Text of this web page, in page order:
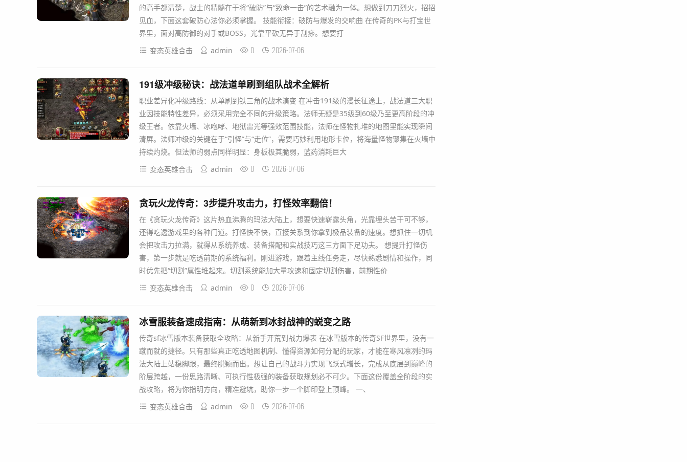
的高手都清楚，战士的精髓在于将“破防”与“致命一击”的艺术融为一体。想做到刀刀烈火，招招
见血，下面这套破防心法你必须掌握。 技能衔接：破防与爆发的交响曲 在传奇的PK与打宝世
界里，面对高防御的对手或BOSS，光靠平砍无异于刮痧。想要打
变态英雄合击
admin 0 2026-07-06
191级冲级秘诀：战法道单刷到组队战术全解析
职业差异化冲级路线：从单刷到铁三角的战术演变 在冲击191级的漫长征途上，战法道三大职
业因技能特性差异，必须采用完全不同的升级策略。法师无疑是35级到60级乃至更高阶段的冲
级王者。依靠火墙、冰咆哮、地狱雷光等强效范围技能，法师在怪物扎堆的地图里能实现瞬间
清屏。法师冲级的关键在于“引怪”与“走位”，需要巧妙利用地形卡位，将海量怪物聚集在火墙中
持续灼烧。但法师的弱点同样明显：身板极其脆弱，蓝药消耗巨大
变态英雄合击
admin 0 2026-07-06
贪玩火龙传奇：3步提升攻击力，打怪效率翻倍！
在《贪玩火龙传奇》这片热血沸腾的玛法大陆上，想要快速崭露头角，光靠埋头苦干可不够，
还得吃透游戏里的各种门道。打怪快不快，直接关系到你拿到极品装备的速度。想抓住一切机
会把攻击力拉满，就得从系统养成、装备搭配和实战技巧这三方面下足功夫。 想提升打怪伤
害，第一步就是吃透前期的系统福利。刚进游戏，跟着主线任务走，尽快熟悉剧情和操作，同
时优先把“切割”属性堆起来。切割系统能加大量攻速和固定切割伤害，前期性价
变态英雄合击
admin 0 2026-07-06
冰雪服装备速成指南：从萌新到冰封战神的蜕变之路
传奇sf冰雪版本装备获取全攻略：从新手开荒到战力爆表 在冰雪版本的传奇SF世界里，没有一
蹴而就的捷径。只有那些真正吃透地图机制、懂得资源如何分配的玩家，才能在寒风凛冽的玛
法大陆上站稳脚跟，最终脱颖而出。想让自己的战斗力实现飞跃式增长，完成从底层到巅峰的
阶层跨越，一份思路清晰、可执行性极强的装备获取规划必不可少。下面这份覆盖全阶段的实
战攻略，将为你指明方向，精准避坑，助你一步一个脚印登上顶峰。 一、
变态英雄合击
admin 0 2026-07-06